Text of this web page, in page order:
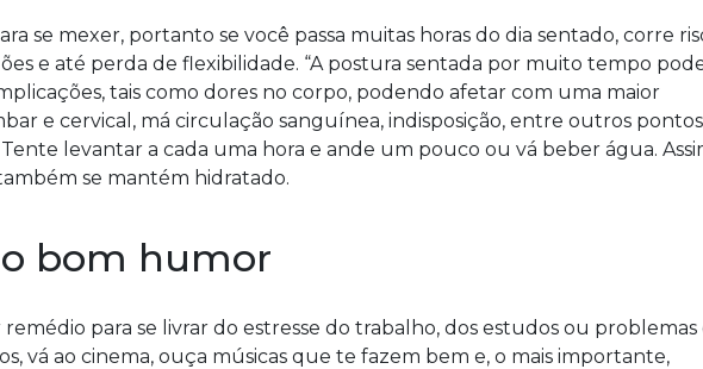
se mexer, portanto se você passa muitas horas do dia sentado, corre
e até perda de flexibilidade. “A postura sentada por muito tempo
tais como dores no corpo, podendo afetar com uma maior
e cervical, má circulação sanguínea, indisposição, entre outros
levantar a cada uma hora e ande um pouco ou vá beber água.
se mantém hidratado.
bom humor
remédio para se livrar do estresse do trabalho, dos estudos ou problemas
vá ao cinema, ouça músicas que te fazem bem e, o mais importante,